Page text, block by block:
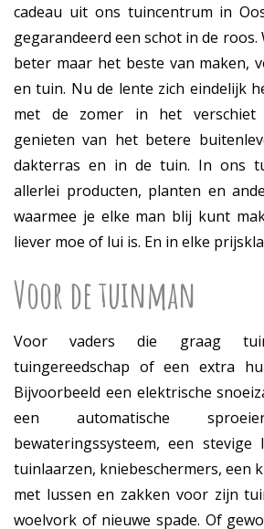
cadeau uit ons tuincentrum in
gegarandeerd een schot in de
beter maar het beste van maken,
en tuin. Nu de lente zich eindelijk
met de zomer in het verschiet
genieten van het betere
dakterras en in de tuin. In ons
allerlei producten, planten en
waarmee je elke man blij kunt
liever moe of lui is. En in elke
Voor de tuinman
Voor vaders die graag
tuingereedschap of een extra
Bijvoorbeeld een elektrische
een automatische
bewateringssysteem, een stevige
tuinlaarzen, kniebeschermers, een
met lussen en zakken voor zijn
woelvork of nieuwe spade. Of